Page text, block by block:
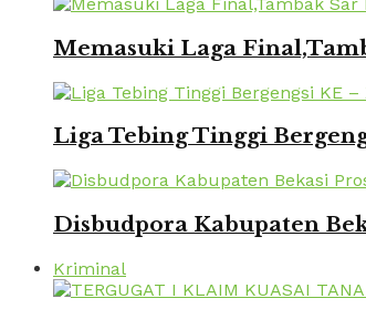
Memasuki Laga
Liga Tebing Tinggi
Disbudpora Kabupaten
Kriminal